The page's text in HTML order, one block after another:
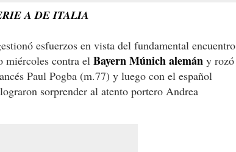
A DE ITALIA
esfuerzos en vista del fundamental encuentro
miércoles contra el Bayern Múnich alemán y rozó
Paul Pogba (m.77) y luego con el español
sorprender al atento portero Andrea